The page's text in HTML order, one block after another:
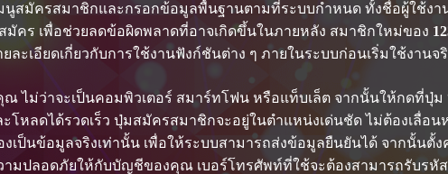
มนูสมัครสมาชิกและกรอกข้อมูลพื้นฐานตามที่ระบบกำหนด ทั้งชื่อผู้ใช้ง
คร เพื่อช่วยลดข้อผิดพลาดที่อาจเกิดขึ้นในภายหลัง สมาชิกใหม่ของ
ะเอียดเกี่ยวกับการใช้งานฟังก์ชันต่าง ๆ ภายในระบบก่อนเริ่มใช้งานจ
ไม่ว่าจะเป็นคอมพิวเตอร์ สมาร์ทโฟน หรือแท็บเล็ต จากนั้นให้กดที่ปุ่
หลดได้รวดเร็ว ปุ่มสมัครสมาชิกจะอยู่ในตำแหน่งเด่นชัด ไม่ต้องเลื่อน
ป็นข้อมูลจริงเท่านั้น เพื่อให้ระบบสามารถส่งข้อมูลยืนยันได้ จากนั้นตั้
มปลอดภัยให้กับบัญชีของคุณ เบอร์โทรศัพท์ที่ใช้จะต้องสามารถรับรหัส